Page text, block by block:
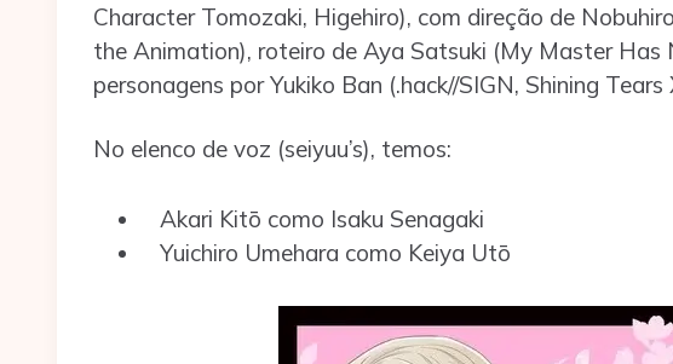
Character Tomozaki, Higehiro), com direção de
the Animation), roteiro de Aya Satsuki (My Master Has
personagens por Yukiko Ban (.hack//SIGN, Shining
No elenco de voz (seiyuu’s), temos:
Akari Kitō como Isaku Senagaki
Yuichiro Umehara como Keiya Utō